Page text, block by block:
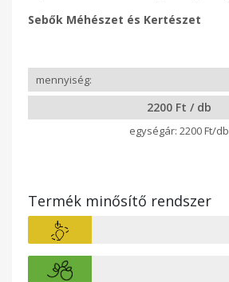
Sebők Méhészet és Kertészet
2200 Ft / db
2200 Ft/db
Termék minősítő rendszer